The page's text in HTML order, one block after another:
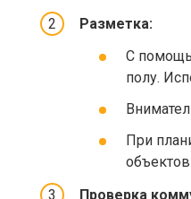
Разметка:
С
полу.
При
Проверка